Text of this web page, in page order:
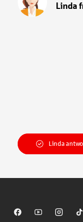
Linda
Linda
Sparkasse aufSparkasse auf